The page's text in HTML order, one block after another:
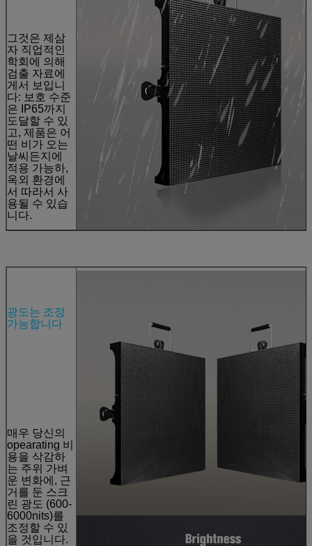
그것은 제삼
자 직업적인
학회에 의해
검출 자료에
게서 보입니
다: 보호 수준
은 IP65까지
도달할 수 있
고, 제품은 어
떤 비가 오는
날씨든지에
적용 가능하,
옥외 환경에
서 따라서 사
용될 수 있습
니다.
광도는 조정
가능합니다
매우 당신의
opearating 비
용을 삭감하
는 주위 가벼
운 변화에, 근
거를 둔 스크
린 광도 (600-
6000nits)를
조정할 수 있
을 것입니다.